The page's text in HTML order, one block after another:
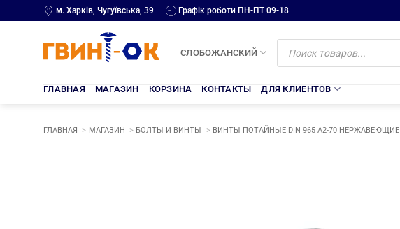
to
м. Харків, Чугуївська, 39 Графік роботи ПН-ПТ 09-18
СЛОБОЖАНСКИЙ
Поиск
товаров
ГЛАВНАЯ МАГАЗИН КОРЗИНА КОНТАКТЫ ДЛЯ КЛИЕНТОВ
ГЛАВНАЯ МАГАЗИН БОЛТЫ И ВИНТЫ ВИНТЫ ПОТАЙНЫЕ DIN 965 A2-70 НЕРЖАВЕЮЩИЕ